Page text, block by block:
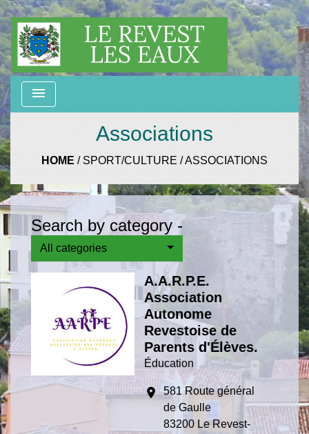
menu
Associations
HOME / SPORT/CULTURE /ASSOCIATIONS
Search by category -
All categories
A.A.R.P.E.
Association
Autonome
Revestoise de
Parents d'Élèves.
Éducation
location_on 581 Route général
de Gaulle
83200 Le Revest-